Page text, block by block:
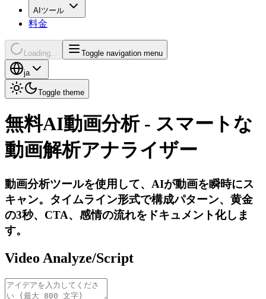
AIツール
料金
Loading... Toggle navigation menu
ja
Toggle theme
無料AI動画分析 - スマートな
動画解析アナライザー
動画分析ツールを使用して、AIが動画を瞬時にス
キャン。タイムライン形式で構成パターン、黄金
の3秒、CTA、感情の流れをドキュメント化しま
す。
Video Analyze/Script